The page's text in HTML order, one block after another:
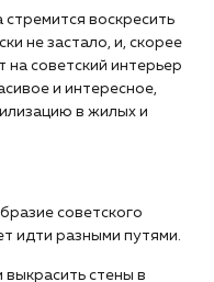
воскресить
не застало, и, скорее
на советский интерьер
и интересное,
в жилых и
советского
идти разными путями.
выкрасить стены в